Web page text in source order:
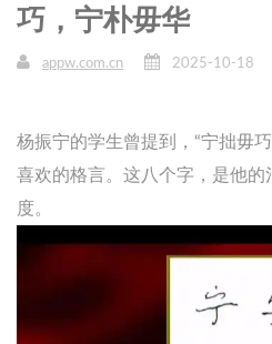
巧，宁朴毋华
appw.com.cn 2025-10-18
杨振宁的学生曾提到，“宁拙毋
喜欢的格言。这八个字，是他
度。